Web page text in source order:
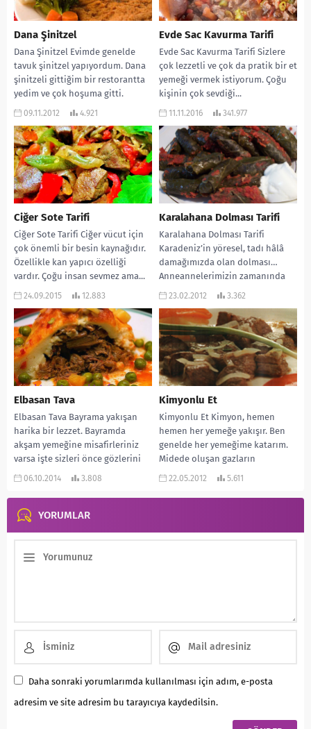
Dana Şinitzel
Dana Şinitzel Evimde genelde
tavuk şinitzel yapıyordum. Dana
şinitzeli gittiğim bir restorantta
yedim ve çok hoşuma gitti.
Çocuklarımında seveceğini
09.11.2012 4.921
Evde Sac Kavurma Tarifi
Evde Sac Kavurma Tarifi Sizlere
çok lezzetli ve çok da pratik bir et
yemeği vermek istiyorum. Çoğu
kişinin çok sevdiği...
11.11.2016 341.977
Ciğer Sote Tarifi
Ciğer Sote Tarifi Ciğer vücut için
çok önemli bir besin kaynağıdır.
Özellikle kan yapıcı özelliği
vardır. Çoğu insan sevmez ama...
24.09.2015 12.883
Karalahana Dolması Tarifi
Karalahana Dolması Tarifi
Karadeniz’in yöresel, tadı hâlâ
damağımızda olan dolması…
Anneannelerimizin zamanında
tencerenin dibine kaburgalar
zenginleştirilmiş olarak...
23.02.2012 3.362
Elbasan Tava
Elbasan Tava Bayrama yakışan
harika bir lezzet. Bayramda
akşam yemeğine misafirleriniz
varsa işte sizleri önce gözlerini
daha sonra da midelerini...
06.10.2014 3.808
Kimyonlu Et
Kimyonlu Et Kimyon, hemen
hemen her yemeğe yakışır. Ben
genelde her yemeğime katarım.
Midede oluşan gazların
giderilmesinde de oldukça
22.05.2012 5.611
YORUMLAR
Daha sonraki yorumlarımda kullanılması için adım, e-posta
adresim ve site adresim bu tarayıcıya kaydedilsin.